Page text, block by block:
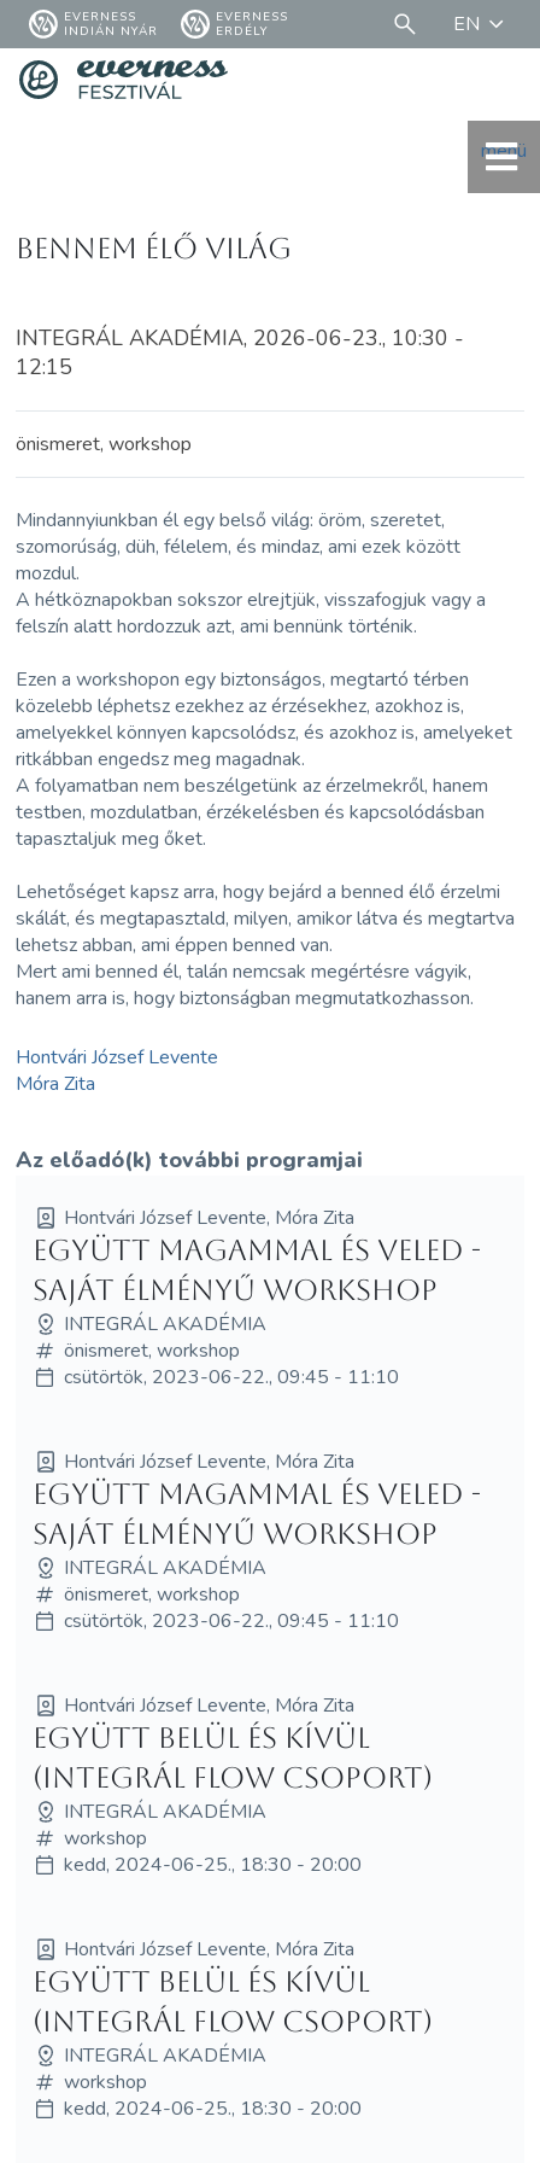
EVERNESS
INDIÁN NYÁR
EVERNESS
ERDÉLY
EN
menü
Bennem élő világ
INTEGRÁL AKADÉMIA, 2026-06-23., 10:30 -
12:15
önismeret, workshop
Mindannyiunkban él egy belső világ: öröm, szeretet,
szomorúság, düh, félelem, és mindaz, ami ezek között
mozdul.
A hétköznapokban sokszor elrejtjük, visszafogjuk vagy a
felszín alatt hordozzuk azt, ami bennünk történik.
Ezen a workshopon egy biztonságos, megtartó térben
közelebb léphetsz ezekhez az érzésekhez, azokhoz is,
amelyekkel könnyen kapcsolódsz, és azokhoz is, amelyeket
ritkábban engedsz meg magadnak.
A folyamatban nem beszélgetünk az érzelmekről, hanem
testben, mozdulatban, érzékelésben és kapcsolódásban
tapasztaljuk meg őket.
Lehetőséget kapsz arra, hogy bejárd a benned élő érzelmi
skálát, és megtapasztald, milyen, amikor látva és megtartva
lehetsz abban, ami éppen benned van.
Mert ami benned él, talán nemcsak megértésre vágyik,
hanem arra is, hogy biztonságban megmutatkozhasson.
Hontvári József Levente
Móra Zita
Az előadó(k) további programjai
Hontvári József Levente, Móra Zita
Együtt Magammal és Veled -
saját élményű workshop
INTEGRÁL AKADÉMIA
önismeret, workshop
csütörtök, 2023-06-22., 09:45 - 11:10
Hontvári József Levente, Móra Zita
Együtt Magammal és Veled -
saját élményű workshop
INTEGRÁL AKADÉMIA
önismeret, workshop
csütörtök, 2023-06-22., 09:45 - 11:10
Hontvári József Levente, Móra Zita
Együtt Belül és Kívül
(Integrál Flow csoport)
INTEGRÁL AKADÉMIA
workshop
kedd, 2024-06-25., 18:30 - 20:00
Hontvári József Levente, Móra Zita
Együtt Belül és Kívül
(Integrál Flow csoport)
INTEGRÁL AKADÉMIA
workshop
kedd, 2024-06-25., 18:30 - 20:00